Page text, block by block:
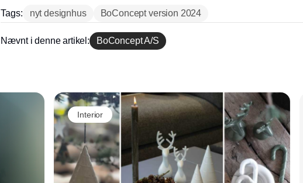
Tags: nyt designhus BoConcept version 2024
Nævnt i denne artikel: BoConcept A/S
Interior